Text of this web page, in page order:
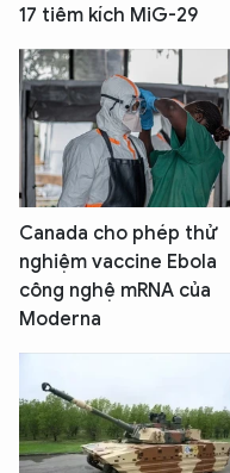
17 tiêm kích MiG-29
Canada cho phép thử
nghiệm vaccine Ebola
công nghệ mRNA của
Moderna